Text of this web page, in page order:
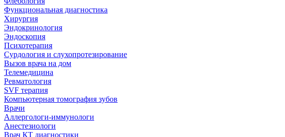
Функциональная диагностика
Хирургия
Эндокринология
Эндоскопия
Психотерапия
Сурдология и слухопротезирование
Вызов врача на дом
Телемедицина
Ревматология
SVF терапия
Компьютерная томография зубов
Врачи
Аллергологи-иммунологи
Анестезиологи
Врач КТ диагностики